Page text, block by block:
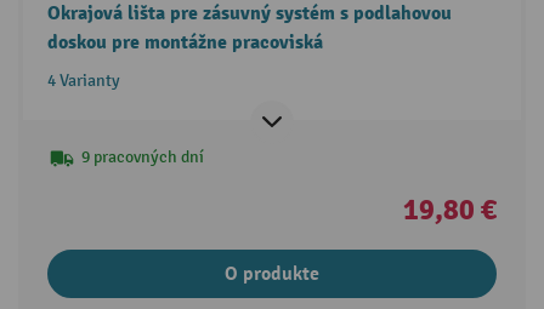
Okrajová lišta pre zásuvný systém s podlahovou
doskou pre montážne pracoviská
4 Varianty
9 pracovných dní
19,80 €
O produkte